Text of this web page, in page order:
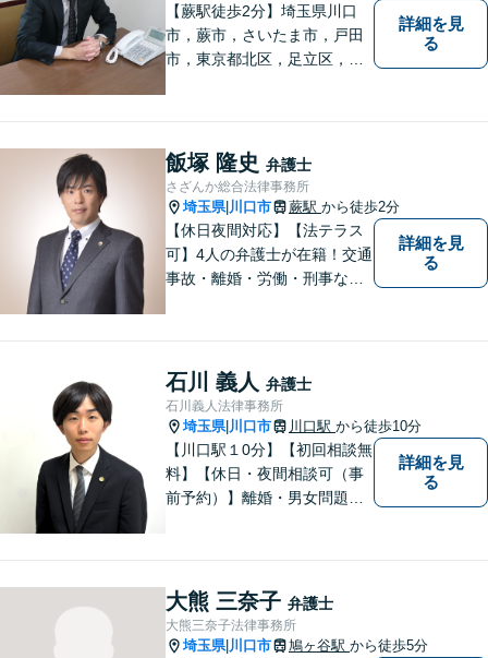
【蕨駅徒歩2分】埼玉県川口
市，蕨市，さいたま市，戸田
市，東京都北区，足立区，板
す。親身な対応には定評がご
ざいます。【FP２級】【宅
建】
詳細を見
る
飯塚 隆史 弁護士
さざんか総合法律事務所
埼玉県| 川口市 蕨駅 から徒歩2分
【休日夜間対応】【法テラス
可】4人の弁護士が在籍！交通
事故・離婚・労働・刑事な
りごとがあれば、お早めにご
相談を！
詳細を見
る
石川 義人 弁護士
石川義人法律事務所
埼玉県| 川口市 川口駅 から徒歩10分
【川口駅１0分】【初回相談無
料】【休日・夜間相談可（事
前予約）】離婚・男女問題、
い、納得いただける解決を目
指します。
詳細を見
る
大熊 三奈子 弁護士
大熊三奈子法律事務所
埼玉県| 川口市 鳩ヶ谷駅 から徒歩5分